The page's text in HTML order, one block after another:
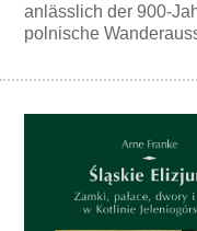
anlässlich der 900-
polnische